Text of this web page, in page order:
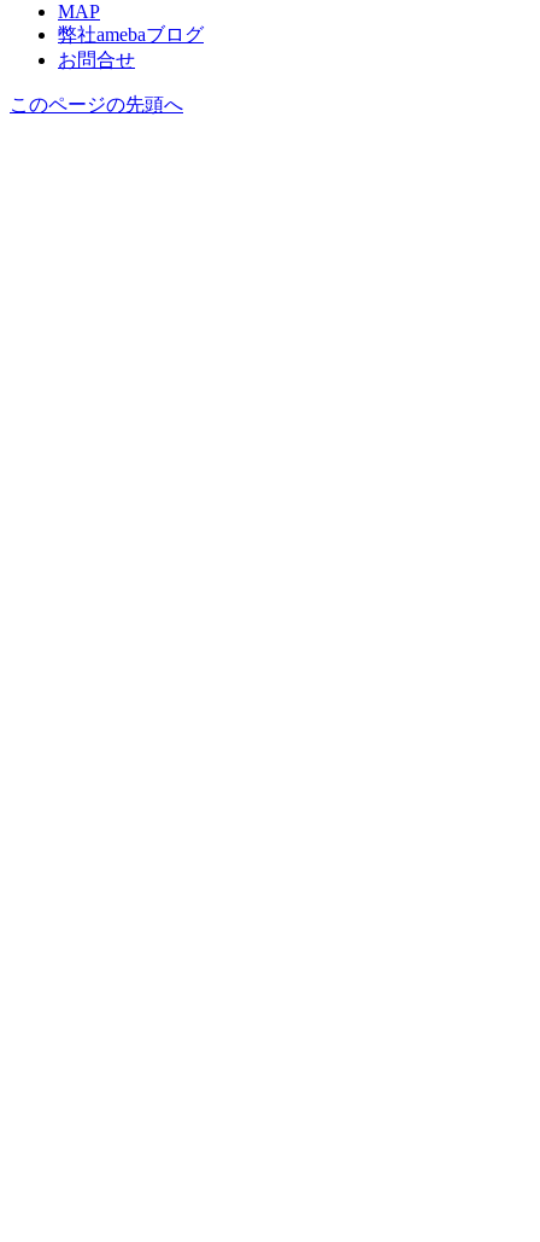
MAP
弊社amebaブログ
お問合せ
このページの先頭へ